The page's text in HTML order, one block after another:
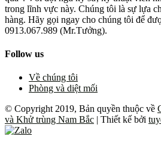
trong lĩnh vực này. Chúng tôi là sự lựa
hàng. Hãy gọi ngay cho chúng tôi để
0913.067.989 (Mr.Tưởng).
Follow us
Về chúng tôi
Phòng và diệt mối
© Copyright 2019, Bản quyền thuộc về
và Khử trùng Nam Bắc | Thiết kế bởi